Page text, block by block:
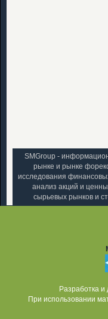
SMGroup -
рынке и рынке
исследования
анализ акций и
сырьевых рынков и
Разработка
При использовании